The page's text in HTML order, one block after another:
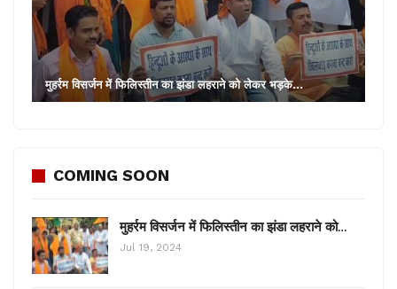
मुहर्रम विसर्जन में फिलिस्तीन का झंडा लहराने को लेकर भड़के…
COMING SOON
मुहर्रम विसर्जन में फिलिस्तीन का झंडा लहराने को…
Jul 19, 2024